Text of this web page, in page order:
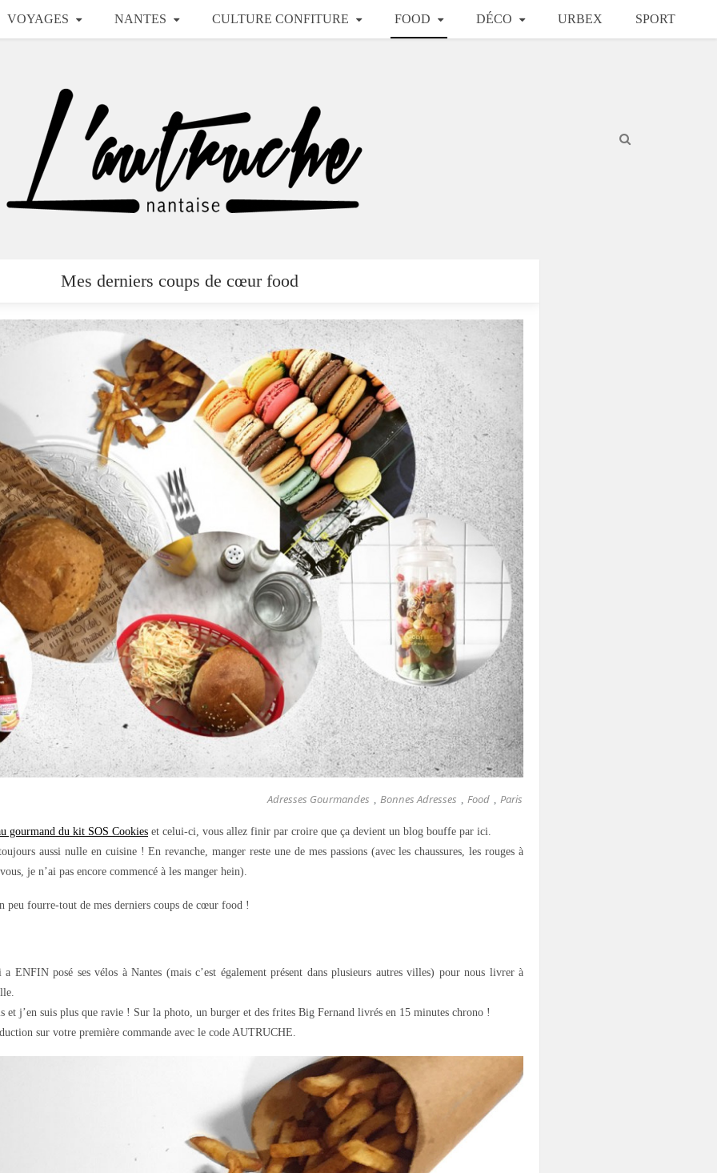
VOYAGES NANTES CULTURE CONFITURE FOOD DÉCO URBEX SPORT
Mes derniers coups de cœur food
Adresses Gourmandes Bonnes Adresses Food Paris
gourmand du kit SOS Cookies et celui-ci, vous allez finir par croire que ça devient un blog bouffe par ici.
aussi nulle en cuisine ! En revanche, manger reste une de mes passions (avec les chaussures, les rouges à
je n’ai pas encore commencé à les manger hein).
fourre-tout de mes derniers coups de cœur food !
ENFIN posé ses vélos à Nantes (mais c’est également présent dans plusieurs autres villes) pour nous livrer à
et j’en suis plus que ravie ! Sur la photo, un burger et des frites Big Fernand livrés en 15 minutes chrono !
sur votre première commande avec le code AUTRUCHE.